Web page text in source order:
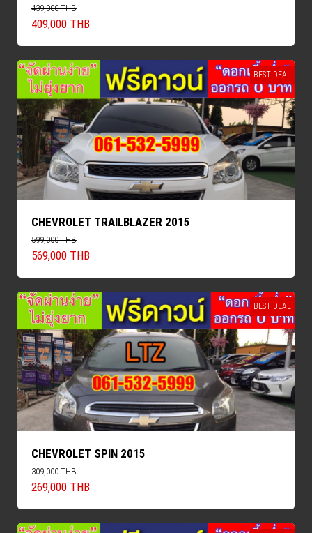
439,000 THB
409,000 THB
BEST DEAL
CHEVROLET TRAILBLAZER 2015
599,000 THB
569,000 THB
BEST DEAL
CHEVROLET SPIN 2015
309,000 THB
269,000 THB